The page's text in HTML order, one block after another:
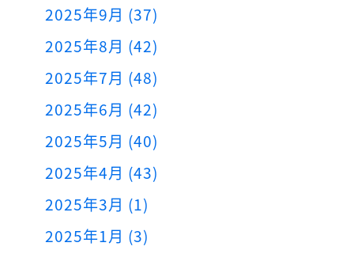
2025年9月 (37)
2025年8月 (42)
2025年7月 (48)
2025年6月 (42)
2025年5月 (40)
2025年4月 (43)
2025年3月 (1)
2025年1月 (3)